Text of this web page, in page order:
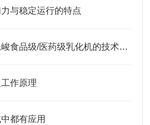
与稳定运行的特点
微米级均质革命：江苏思峻食品级/医药级乳化机的技术突破（附FAQ常见问题解答）
作原理
都有应用